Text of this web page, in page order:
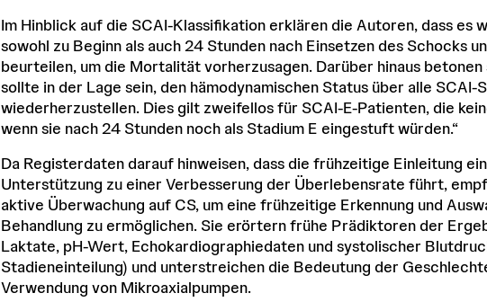
Im Hinblick auf die SCAI-Klassifikation erklären die Autoren, dass es
sowohl zu Beginn als auch 24 Stunden nach Einsetzen des Schocks
beurteilen, um die Mortalität vorherzusagen. Darüber hinaus
sollte in der Lage sein, den hämodynamischen Status über alle SCAI-
wiederherzustellen. Dies gilt zweifellos für SCAI-E-Patienten, die
wenn sie nach 24 Stunden noch als Stadium E eingestuft würden.“
Da Registerdaten darauf hinweisen, dass die frühzeitige Einleitung
Unterstützung zu einer Verbesserung der Überlebensrate führt,
aktive Überwachung auf CS, um eine frühzeitige Erkennung und
Behandlung zu ermöglichen. Sie erörtern frühe Prädiktoren der
Laktate, pH-Wert, Echokardiographiedaten und systolischer
Stadieneinteilung) und unterstreichen die Bedeutung der
Verwendung von Mikroaxialpumpen.